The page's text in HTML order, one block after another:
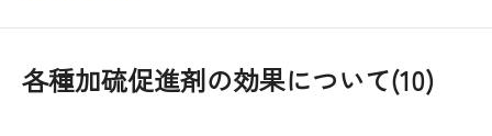
各種加硫促進剤の効果について(10)